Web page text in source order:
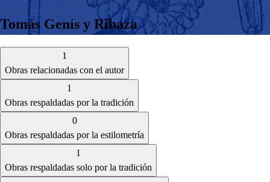
Tomás Genís y Ribaza
1
Obras relacionadas con el autor
1
Obras respaldadas por la tradición
0
Obras respaldadas por la estilometría
1
Obras respaldadas solo por la tradición